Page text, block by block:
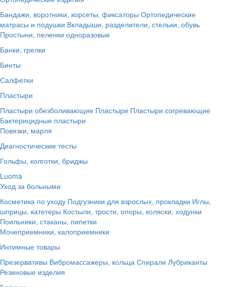
Бандажи, воротники, корсеты, фиксаторы Ортопедические
матрасы и подушки Вкладыши, разделители, стельки, обувь
Простыни, пеленки одноразовые
Банки, грелки
Бинты
Салфетки
Пластыри
Пластыри обезболивающие Пластыри Пластыри согревающие
Бактерицидные пластыри
Повязки, марля
Диагностические тесты
Гольфы, колготки, бриджы
Luoma
Уход за больными
Косметика по уходу Подгузники для взрослых, прокладки Иглы,
шприцы, катетеры Костыли, трости, опоры, коляски, ходунки
Поильники, стаканы, пипетки
Мочеприемники, калоприемники
Интимные товары
Презервативы Вибромассажеры, кольца Спирали Лубриканты
Резиновые изделия